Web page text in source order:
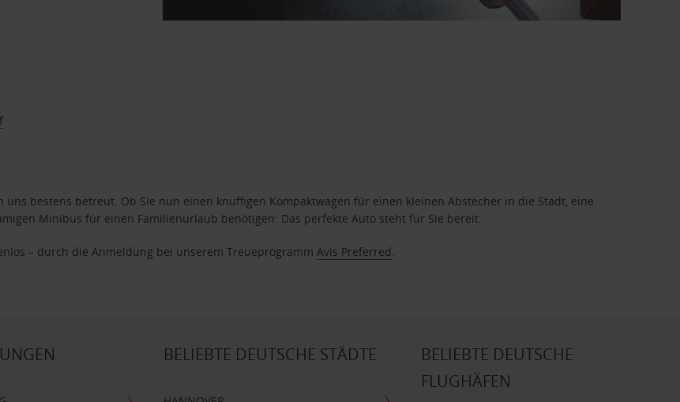
bestens betreut. Ob Sie nun einen knuffigen Kompaktwagen für einen kleinen Abstecher in die Stadt, eine
Minibus für einen Familienurlaub benötigen: Das perfekte Auto steht für Sie bereit.
– durch die Anmeldung bei unserem TreueprogrammAvis Preferred.
BELIEBTE DEUTSCHE STÄDTE
BELIEBTE DEUTSCHE
FLUGHÄFEN